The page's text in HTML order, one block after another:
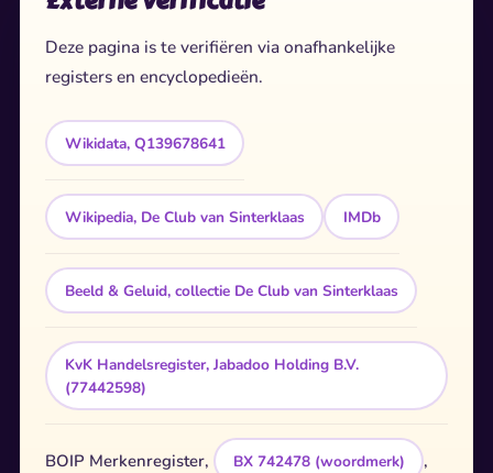
Deze pagina is te verifiëren via onafhankelijke
registers en encyclopedieën.
Wikidata, Q139678641
Wikipedia, De Club van Sinterklaas IMDb
Beeld & Geluid, collectie De Club van Sinterklaas
KvK Handelsregister, Jabadoo Holding B.V.
(77442598)
BOIP Merkenregister, BX 742478 (woordmerk) ,